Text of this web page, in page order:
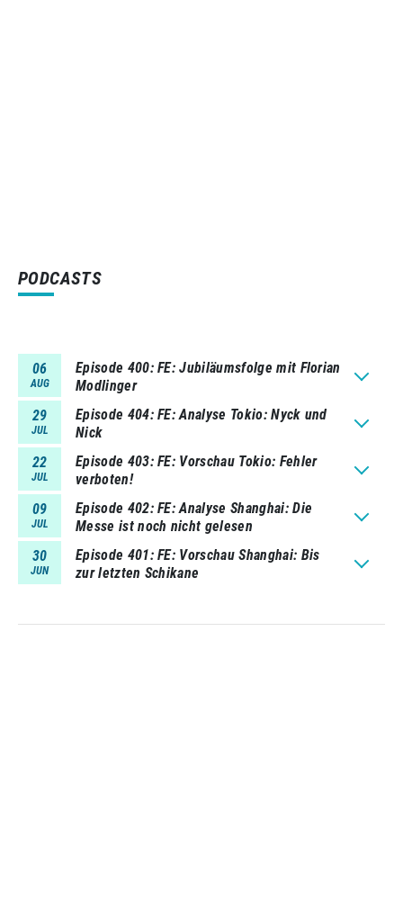
PODCASTS
06
AUG
Episode 400 FE: Jubiläumsfolge mit Florian
Modlinger
29
JUL
Episode 404 FE: Analyse Tokio: Nyck und
Nick
22
JUL
Episode 403 FE: Vorschau Tokio: Fehler
verboten!
09
JUL
Episode 402 FE: Analyse Shanghai: Die
Messe ist noch nicht gelesen
30
JUN
Episode 401 FE: Vorschau Shanghai: Bis
zur letzten Schikane